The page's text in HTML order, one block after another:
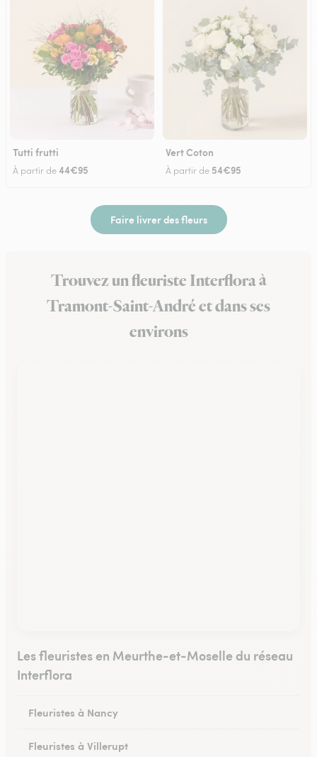
Tutti frutti
À partir de44€95
Vert Coton
À partir de 54€95
Faire livrer des fleurs
Trouvez un fleuriste Interflora à
Tramont-Saint-André et dans ses
environs
Les fleuristes en Meurthe-et-Moselle du réseau
Interflora
Fleuristes à Nancy
Fleuristes à Villerupt